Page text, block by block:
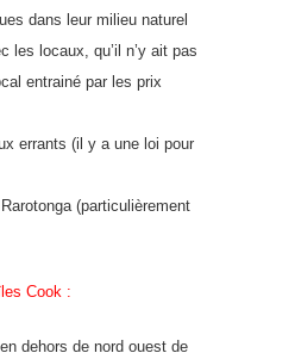
dans leur milieu naturel
les locaux, qu’il n’y ait pas
entrainé par les prix
errants (il y a une loi pour
(particulièrement
Cook :
dehors de nord ouest de